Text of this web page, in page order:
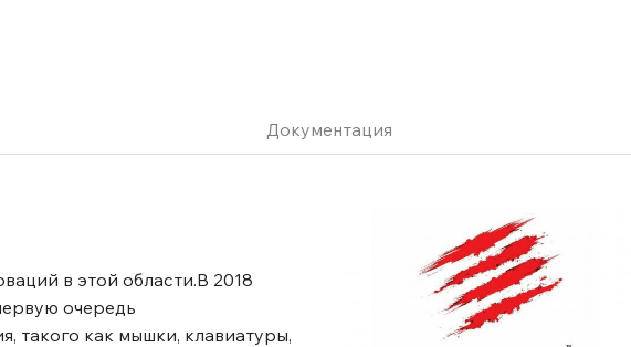
Документация
в этой области.В 2018
очередь
такого как мышки, клавиатуры,